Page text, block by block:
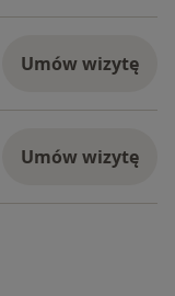
Umów wizytę
Umów wizytę